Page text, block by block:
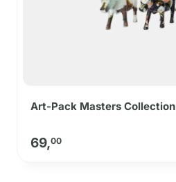
Art-Pack Masters Collection
69,00